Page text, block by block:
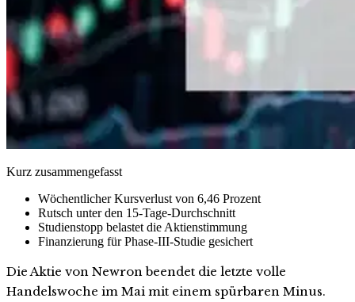
Kurz zusammengefasst
Wöchentlicher Kursverlust von 6,46 Prozent
Rutsch unter den 15-Tage-Durchschnitt
Studienstopp belastet die Aktienstimmung
Finanzierung für Phase-III-Studie gesichert
Die Aktie von Newron beendet die letzte volle
Handelswoche im Mai mit einem spürbaren Minus.